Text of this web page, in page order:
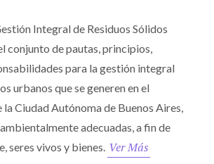
Integral de Residuos Sólidos
conjunto de pautas, principios,
para la gestión integral
urbanos que se generen en el
Ciudad Autónoma de Buenos Aires,
adecuadas, a fin de
seres vivos y bienes. Ver Más